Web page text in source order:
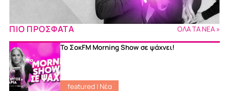
ΠΙΟ ΠΡΟΣΦΑΤΑ ΟΛΑ ΤΑ ΝΕΑ »
Το ΣοκFM Morning Show σε ψάχνει!
featured | Νέα